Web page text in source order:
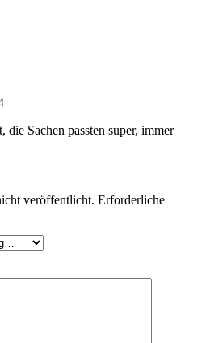
die Sachen passten super, immer
veröffentlicht. Erforderliche